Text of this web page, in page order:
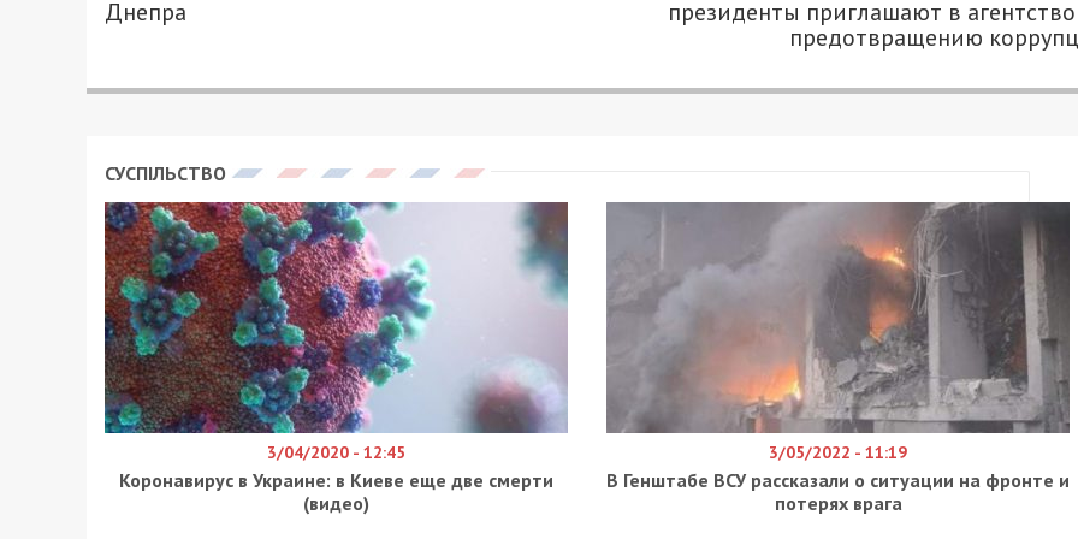
АЛИСА ЕФАНОВА - СПЕЦИАЛЬНО ДЛЯ 49000.COM.UA
неискренней.
Так, на вечеринке с шашлыками во дворе дома девушки должны были рассказать о своих
недостатках. Юлия отметила, что она ищет во всех людях лучшие качества, и в этом и
ее минус. Никита усомнился в искренности участницы и вызвал ее на личную беседу.
ответила герою, что ей больше нечего добавить к сказанному, на что Никита парировал:
раз она не готова раскрыться, они попрощаются. К машине он проводил ее еще до
церемонии роз.
Другие участницы посчитали, что Юлия просто была с Никитой такой, какая она есть, и
оказалось слишком. А сама Юля прокомментировала это так: